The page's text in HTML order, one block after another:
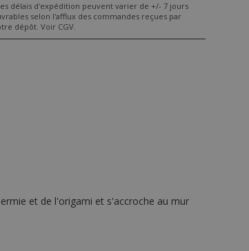
délais d'expédition peuvent varier de +/- 7 jours
selon l'afflux des commandes reçues par
dépôt. Voir CGV.
et de l'origami et s'accroche au mur